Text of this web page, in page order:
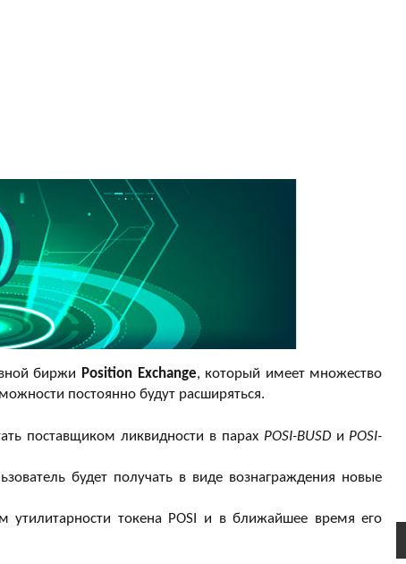
биржи Position Exchange, который имеет множество
постоянно будут расширяться.
поставщиком ликвидности в парах POSI-BUSDи POSI-
будет получать в виде вознаграждения новые
токена POSI и в ближайшее время его